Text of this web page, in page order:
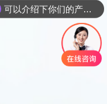
可以介绍下你们的产品么？